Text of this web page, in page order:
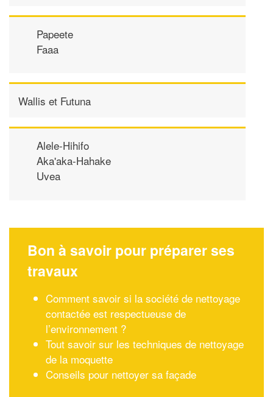
Papeete
Faaa
Wallis et Futuna
Alele-Hihifo
Aka'aka-Hahake
Uvea
Bon à savoir pour préparer ses
travaux
Comment savoir si la société de nettoyage
contactée est respectueuse de
l’environnement ?
Tout savoir sur les techniques de nettoyage
de la moquette
Conseils pour nettoyer sa façade